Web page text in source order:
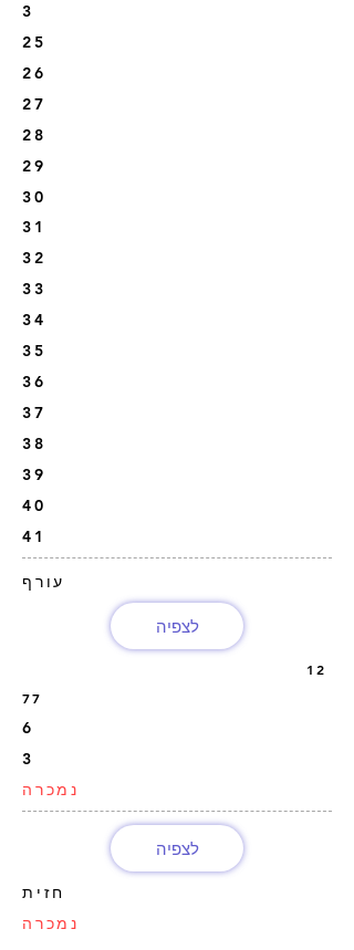
3
25
26
27
28
29
30
31
32
33
34
35
36
37
38
39
40
41
עורף
לצפיה
12
77
6
3
נמכרה
לצפיה
חזית
נמכרה